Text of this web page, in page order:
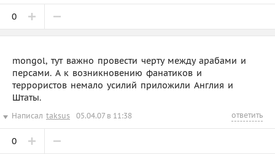
0
mongol, тут важно провести черту между арабами и
персами. А к возникновению фанатиков и
террористов немало усилий приложили Англия и
Штаты.
Написал taksus 05.04.07 в 11:38 ответить
0